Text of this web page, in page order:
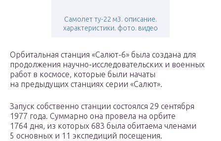
Самолет ту-22 м3. описание.
характеристики. фото. видео
Орбитальная станция «Салют-6» была создана для
продолжения научно-исследовательских и военных
работ в космосе, которые были начаты
на предыдущих станциях серии «Салют».
Запуск собственно станции состоялся 29 сентября
1977 года. Суммарно она провела на орбите
1764 дня, из которых 683 была обитаема членами
5 основных и 11 экспедиций посещения.